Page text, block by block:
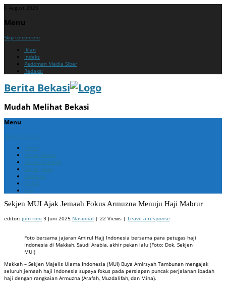
6 August 2026
Menu
Skip to content
Iklan
Indeks
Pedoman Media Siber
Redaksi
Berita Bekasi
Mudah Melihat Bekasi
Menu
Skip to content
Home
Berita Bekasi
Berita Cikarang
Berita Jabar
Nasional
Politik
ADV
Sekjen MUI Ajak Jemaah Fokus Armuzna Menuju Haji Mabrur
editor: juin roni 3 Juni 2025 Nasional | 22 Views | Leave a response
Foto bersama jajaran Amirul Hajj Indonesia bersama para petugas haji
Indonesia di Makkah, Saudi Arabia, akhir pekan lalu (Foto: Dok. Sekjen
MUI)
Makkah – Sekjen Majelis Ulama Indonesia (MUI) Buya Amirsyah Tambunan mengajak
seluruh jemaah haji Indonesia supaya fokus pada persiapan puncak perjalanan ibadah
haji dengan rangkaian Armuzna (Arafah, Muzdalifah, dan Mina).